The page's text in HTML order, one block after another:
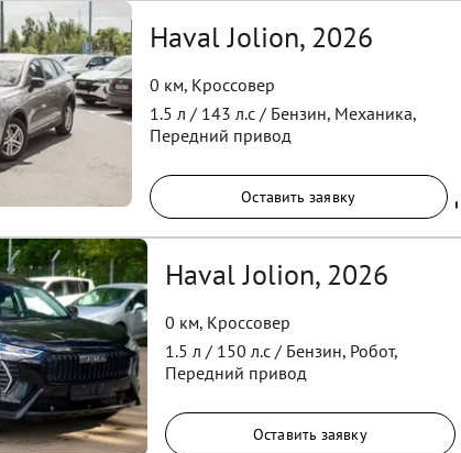
Haval Jolion, 2026
0 км, Кроссовер
1.5 л / 143 л.с / Бензин, Механика,
Передний привод
Оставить заявку
Haval Jolion, 2026
0 км, Кроссовер
1.5 л / 150 л.с / Бензин, Робот,
Передний привод
Оставить заявку